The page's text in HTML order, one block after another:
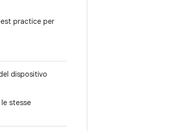
practice per
dispositivo
stesse